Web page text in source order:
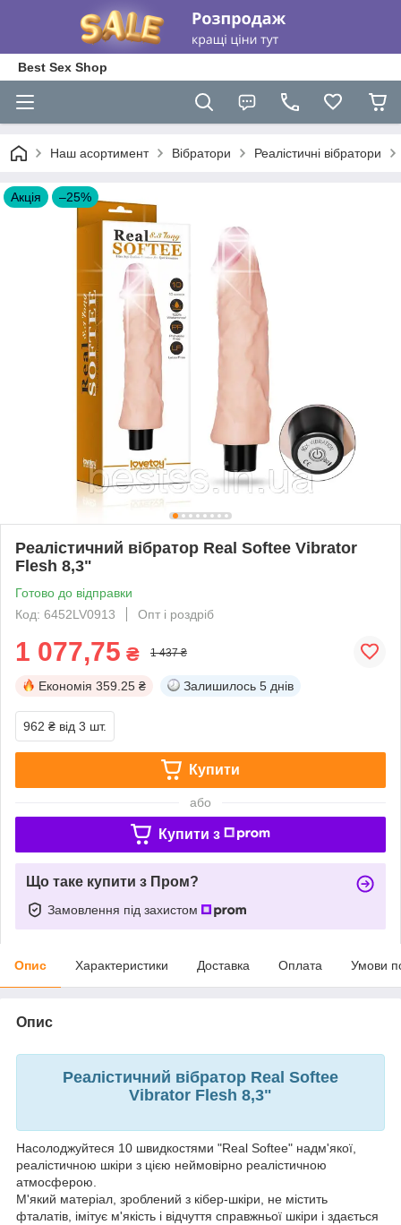
Best Sex Shop
Наш асортимент Вібратори Реалістичні вібратори
Акція –25%
Реалістичний вібратор Real Softee Vibrator
Flesh 8,3"
Готово до відправки
Код: 6452LV0913
Опт і роздріб
1 077,75 ₴ 1 437 ₴
Економія 359.25 ₴ Залишилось 5 днів
962 ₴ від 3 шт.
Купити
або
Купити з
Що таке купити з Пром?
Замовлення під захистом
Опис Характеристики Доставка Оплата Умови
Опис
Реалістичний вібратор Real Softee
Vibrator Flesh 8,3"
Насолоджуйтеся 10 швидкостями "Real Softee" надм'якої,
реалістичною шкіри з цією неймовірно реалістичною
атмосферою.
М'який матеріал, зроблений з кібер-шкіри, не містить
фталатів, імітує м'якість і відчуття справжньої шкіри і здається